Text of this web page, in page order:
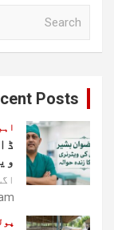
Posts
اگست